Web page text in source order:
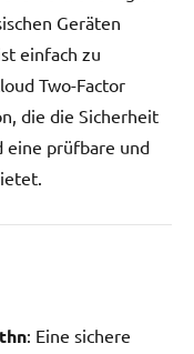
Geräten
einfach zu
Two-Factor
die die Sicherheit
eine prüfbare und
: Eine sichere